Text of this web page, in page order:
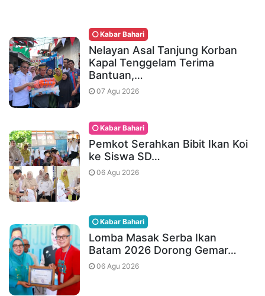
Kabar Bahari
Nelayan Asal Tanjung Korban
Kapal Tenggelam Terima
Bantuan,…
07 Agu 2026
Kabar Bahari
Pemkot Serahkan Bibit Ikan Koi
ke Siswa SD…
06 Agu 2026
Kabar Bahari
Lomba Masak Serba Ikan
Batam 2026 Dorong Gemar…
06 Agu 2026